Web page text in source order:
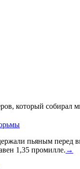
который собирал
пьяным
1,35 промилле. →